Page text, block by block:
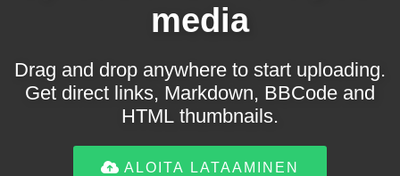
media
Drag and drop anywhere to start uploading.
Get direct links, Markdown, BBCode and
HTML thumbnails.
ALOITA LATAAMINEN